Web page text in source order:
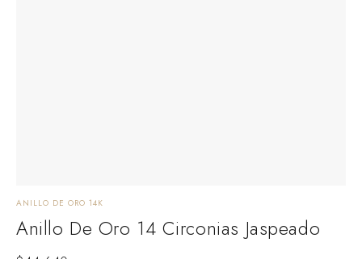
ANILLO DE ORO 14K
Anillo De Oro 14 Circonias Jaspeado